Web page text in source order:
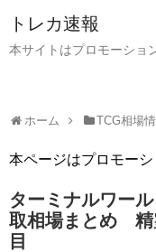
トレカ速報
本サイトはプロモーショ
ホーム TCG相場
本ページはプロモー
ターミナルワー
取相場まとめ
目